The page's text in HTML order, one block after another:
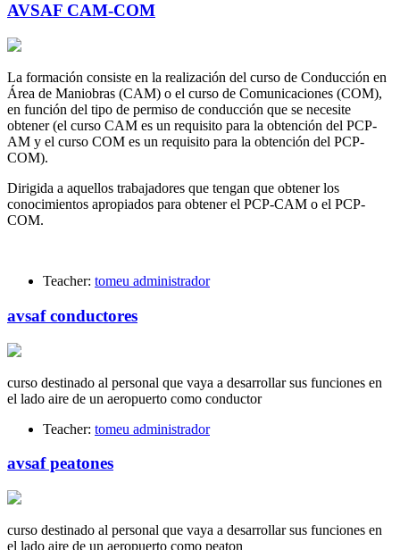
AVSAF CAM-COM
La formación consiste en la realización del curso de Conducción en
Área de Maniobras (CAM) o el curso de Comunicaciones (COM),
en función del tipo de permiso de conducción que se necesite
obtener (el curso CAM es un requisito para la obtención del PCP-
AM y el curso COM es un requisito para la obtención del PCP-
COM).
Dirigida a aquellos trabajadores que tengan que obtener los
conocimientos apropiados para obtener el PCP-CAM o el PCP-
COM.
Teacher: tomeu administrador
avsaf conductores
curso destinado al personal que vaya a desarrollar sus funciones en
el lado aire de un aeropuerto como conductor
Teacher: tomeu administrador
avsaf peatones
curso destinado al personal que vaya a desarrollar sus funciones en
el lado aire de un aeropuerto como peaton